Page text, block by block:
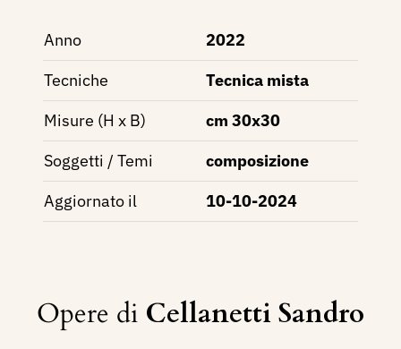
Anno
2022
Tecniche
Tecnica mista
Misure (H x B)
cm 30x30
Soggetti / Temi
composizione
Aggiornato il
10-10-2024
Opere di Cellanetti Sandro